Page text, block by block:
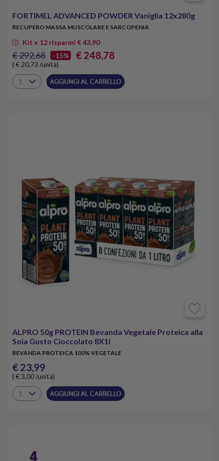
FORTIMEL ADVANCED POWDER Vaniglia 12x280g
RECUPERO MASSA MUSCOLARE E SARCOPENIA
Kit x 12 risparmi € 43,90
€ 292,68 -15% € 248,78
( € 20,73 /unità)
AGGIUNGI AL CARRELLO
ALPRO 50g PROTEIN Bevanda Vegetale Proteica alla
Soia Gusto Cioccolato 8X1l
BEVANDA PROTEICA 100% VEGETALE
€ 23,99
( € 3,00 /unità)
AGGIUNGI AL CARRELLO